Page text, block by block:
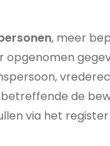
, meer
opgenomen
betreffende de
via het